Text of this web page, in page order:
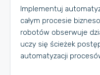
Implementuj
całym procesie
robotów obserwuje
uczy się ścieżek
automatyzacji